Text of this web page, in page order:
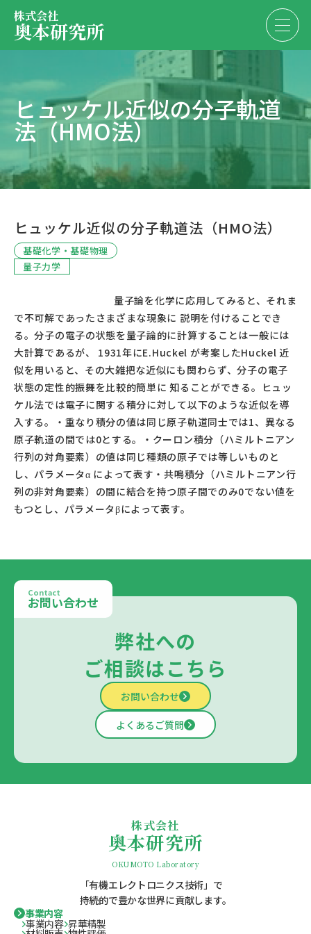
株式会社
奥本研究所
会社・決算情報
代表紹介
お問い合わせ
EN
お問い合わせ
ヒュッケル近似の分子軌道
法（HMO法）
ヒュッケル近似の分子軌道法（HMO法）
基礎化学・基礎物理
量子力学
で不可解であったさまざまな現象に 説明を付けることでき
る。分子の電子の状態を量子論的に計算することは一般には
大計算であるが、 1931年にE.Huckel が考案したHuckel 近
似を用いると、その大雑把な近似にも関わらず、分子の電子
状態の定性的振舞を比較的簡単に 知ることができる。ヒュッ
ケル法では電子に関する積分に対して以下のような近似を導
入する。・重なり積分の値は同じ原子軌道同士では1、異なる
原子軌道の間では0とする。・クーロン積分（ハミルトニアン
行列の対角要素）の値は同じ種類の原子では等しいものと
し、パラメータα によって表す・共鳴積分（ハミルトニアン行
列の非対角要素）の間に結合を持つ原子間でのみ0でない値を
Contact
お問い合わせ
弊社への
ご相談はこちら
お問い合わせ
よくあるご質問
株式会社
奥本研究所
OKUMOTO Laboratory
「有機エレクトロニクス技術」で
持続的で豊かな世界に貢献します。
事業内容
事業内容 昇華精製